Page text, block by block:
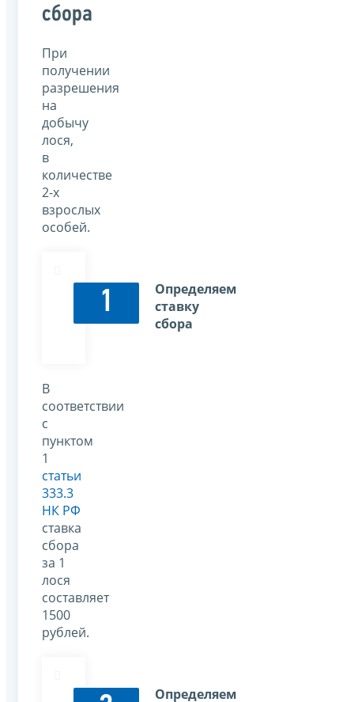
сбора
При
получении
разрешения
на
добычу
лося,
в
количестве
2-х
взрослых
особей.
1
Определяем
ставку
сбора
В
соответствии
с
пунктом
1
статьи
333.3
НК РФ
ставка
сбора
за 1
лося
составляет
1500
рублей.
Определяем